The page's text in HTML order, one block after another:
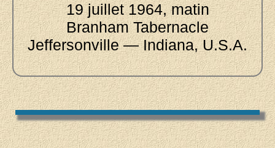
19 juillet 1964, matin
Branham Tabernacle
Jeffersonville — Indiana, U.S.A.